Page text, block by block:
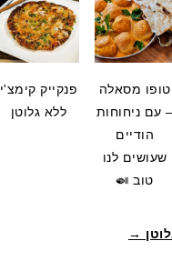
טופו מסאלה
– עם ניחוחות
הודיים
שעושים לנו
טוב 🍛
פנקייק קימצ'י
ללא גלוטן
→